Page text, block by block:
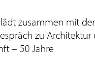
zusammen mit
zu Architektur
– 50 Jahre